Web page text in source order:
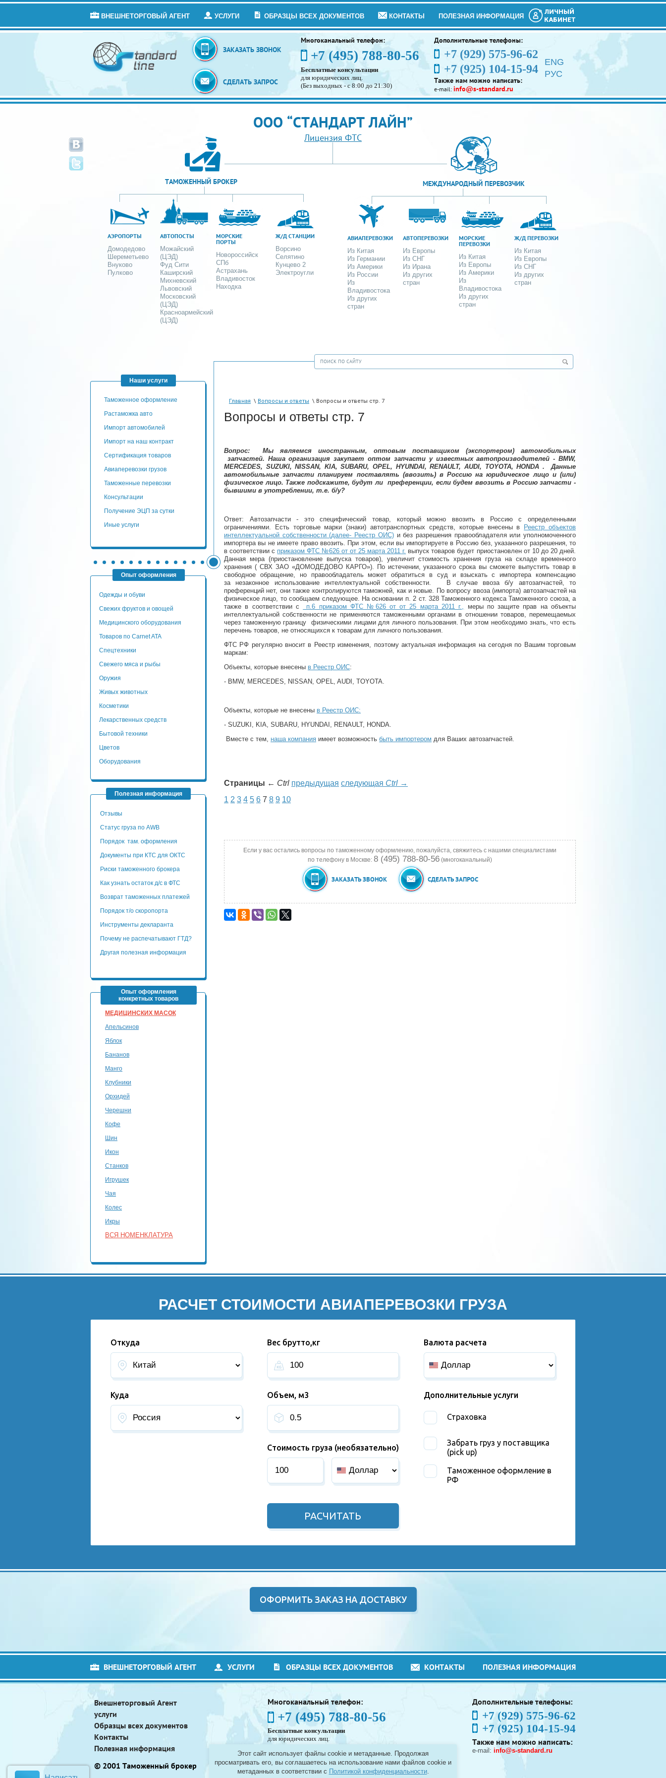
Этот сайт использует файлы cookie и метаданные. Продолжая
просматривать его, вы соглашаетесь на использование нами файлов cookie и
метаданных в соответствии с Политикой конфиденциальности.
ВНЕШНЕТОРГОВЫЙ АГЕНТ УСЛУГИ ОБРАЗЦЫ ВСЕХ ДОКУМЕНТОВ КОНТАКТЫ ПОЛЕЗНАЯ ИНФОРМАЦИЯ
ЛИЧНЫЙ
КАБИНЕТ
ЗАКАЗАТЬ ЗВОНОК
СДЕЛАТЬ ЗАПРОС
Многоканальный телефон:
+7 (495) 788-80-56
Бесплатные консультации
для юридических лиц.
(Без выходных - с 8:00 до 21:30)
Дополнительные телефоны:
+7 (929) 575-96-62
+7 (925) 104-15-94
Также нам можно написать:
e-mail: info@s-standard.ru
ENG
РУС
ООО “СТАНДАРТ ЛАЙН”
Лицензия ФТС
ТАМОЖЕННЫЙ БРОКЕР
АЭРОПОРТЫ
Домодедово
Шереметьево
Внуково
Пулково
АВТОПОСТЫ
Можайский
(ЦЭД)
Фуд Сити
Каширский
Михневский
Львовский
Московский
(ЦЭД)
Красноармейский
(ЦЭД)
МОРСКИЕ
ПОРТЫ
Новороссийск
СПб
Астрахань
Владивосток
Находка
Ж/Д СТАНЦИИ
Ворсино
Селятино
Кунцево 2
Электроугли
МЕЖДУНАРОДНЫЙ ПЕРЕВОЗЧИК
АВИАПЕРЕВОЗКИ
Из Китая
Из Германии
Из Америки
Из России
Из
Владивостока
Из других
стран
АВТОПЕРЕВОЗКИ
Из Европы
Из СНГ
Из Ирана
Из других
стран
МОРСКИЕ
ПЕРЕВОЗКИ
Из Китая
Из Европы
Из Америки
Из
Владивостока
Из других
стран
Ж/Д ПЕРЕВОЗКИ
Из Китая
Из Европы
Из СНГ
Из других
стран
Наши услуги
таможенное оформление
Растаможка авто
Импорт автомобилей
импорт на наш контракт
сертификация товаров
авиаперевозки грузов
таможенные перевозки
консультации
Получение ЭЦП за сутки
Иные услуги
Опыт оформления
Одежды и обуви
Свежих фруктов и овощей
Медицинского оборудования
Товаров по Carnet ATA
Спецтехники
Свежего мяса и рыбы
Оружия
Живых животных
Косметики
Лекарственных средств
Бытовой техники
Цветов
Оборудования
Полезная информация
Отзывы
Статус груза по AWB
Порядок там. оформления
Документы при КТС для ОКТС
Риски таможенного брокера
Как узнать остаток д/с в ФТС
Возврат таможенных платежей
Порядок т/о скоропорта
Инструменты декларанта
Почему не распечатывают ГТД?
Другая полезная информация
Опыт оформления
конкретных товаров
МЕДИЦИНСКИХ МАСОК
Апельсинов
Яблок
Бананов
Манго
Клубники
Орхидей
Черешни
Кофе
Шин
Икон
Станков
Игрушек
Чая
Колес
Икры
ВСЯ НОМЕНКЛАТУРА
Главная \ Вопросы и ответы \ Вопросы и ответы стр. 7
Вопросы и ответы стр. 7
Вопрос: Мы являемся иностранным, оптовым поставщиком (экспортером) автомобильных
запчастей. Наша организация закупает оптом запчасти у известных автопроизводителей - BMW,
MERСEDES, SUZUKI, NISSAN, KIA, SUBARU, OPEL, HYUNDAI, RENAULT, AUDI, TOYOTA, HONDA . Данные
автомобильные запчасти планируем поставлять (ввозить) в Россию на юридическое лицо и (или)
физическое лицо. Также подскажите, будут ли преференции, если будем ввозить в Россию запчасти -
бывшими в употреблении, т.е. б/у?
Ответ: Автозапчасти - это специфический товар, который можно ввозить в Россию с определенными
ограничениями. Есть торговые марки (знаки) автотранспортных средств, которые внесены в
Реестр объектов
интеллектуальной собственности (далее- Реестр ОИС)и без разрешения правообладателя или уполномоченного
импортера вы не имеете право ввозить. При этом, если вы импортируете в Россию без, указанного разрешения, то
в соответствии с приказом ФТС №626 от от 25 марта 2011 г. выпуск товаров будет приостановлен от 10 до 20 дней.
Данная мера (приостановление выпуска товаров), увеличит стоимость хранения груза на складе временного
хранения ( СВХ ЗАО «ДОМОДЕДОВО КАРГО»). По истечении, указанного срока вы сможете выпустить товар в
свободное обращение, но правообладатель может обратиться в суд и взыскать с импортера компенсацию
за незаконное использование интеллектуальной собственности. В случае ввоза б/у автозапчастей, то
преференций нет, они также контролируются таможней, как и новые. По вопросу ввоза (импорта) автозапчастей на
физическое лицо, то сообщаем следующее. На основании п. 2 ст. 328 Таможенного кодекса Таможенного союза, а
также в соответствии с
п.6 приказом ФТС №626 от от 25 марта 2011 г., меры по защите прав на объекты
интеллектуальной собственности не применяются таможенными органами в отношении товаров, перемещаемых
через таможенную границу физическими лицами для личного пользования. При этом необходимо знать, что есть
перечень товаров, не относящихся к товарам для личного пользования.
ФТС РФ регулярно вносит в Реестр изменения, поэтому актуальная информация на сегодня по Вашим торговым
маркам:
Объекты, которые внесены в Реестр ОИС:
- BMW, MERСEDES, NISSAN, OPEL, AUDI, TOYOTA.
Объекты, которые не внесены в Реестр ОИС:
- SUZUKI, KIA, SUBARU, HYUNDAI, RENAULT, HONDA.
Вместе с тем, наша компания имеет возможность быть импортером для Ваших автозапчастей.
Страницы ← Ctrl предыдущая следующая Ctrl →
1 2 3 4 5 6 7 8 9 10
Если у вас остались вопросы по таможенному оформлению, пожалуйста, свяжитесь с нашими специалистами
по телефону в Москве: 8 (495) 788-80-56 (многоканальный)
ЗАКАЗАТЬ ЗВОНОК СДЕЛАТЬ ЗАПРОС
РАСЧЕТ СТОИМОСТИ АВИАПЕРЕВОЗКИ ГРУЗА
Откуда
Куда
Вес брутто,кг
Объем, м3
Стоимость груза (необязательно)
Валюта расчета
Дополнительные услуги
Страховка
Забрать груз у поставщика
(pick up)
Таможенное оформление в
РФ
РАСЧИТАТЬ
ОФОРМИТЬ ЗАКАЗ НА ДОСТАВКУ
ВНЕШНЕТОРГОВЫЙ АГЕНТ УСЛУГИ ОБРАЗЦЫ ВСЕХ ДОКУМЕНТОВ КОНТАКТЫ ПОЛЕЗНАЯ ИНФОРМАЦИЯ
Внешнеторговый Агент
услуги
Образцы всех документов
Контакты
Полезная информация
© 2001 Таможенный брокер
Многоканальный телефон:
+7 (495) 788-80-56
Бесплатные консультации
для юридических лиц.
Таможенное оформление грузов в аэропортах
Москвы - Шереметьево, Домодедово и Внуково, а
Дополнительные телефоны:
+7 (929) 575-96-62
+7 (925) 104-15-94
Также нам можно написать:
e-mail: info@s-standard.ru